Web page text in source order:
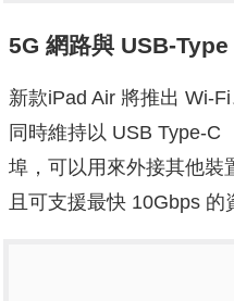
5G 網路與 USB-Type
新款iPad Air 將推出 Wi-
同時維持以 USB Type-C
埠，可以用來外接其他裝
且可支援最快 10Gbps 的